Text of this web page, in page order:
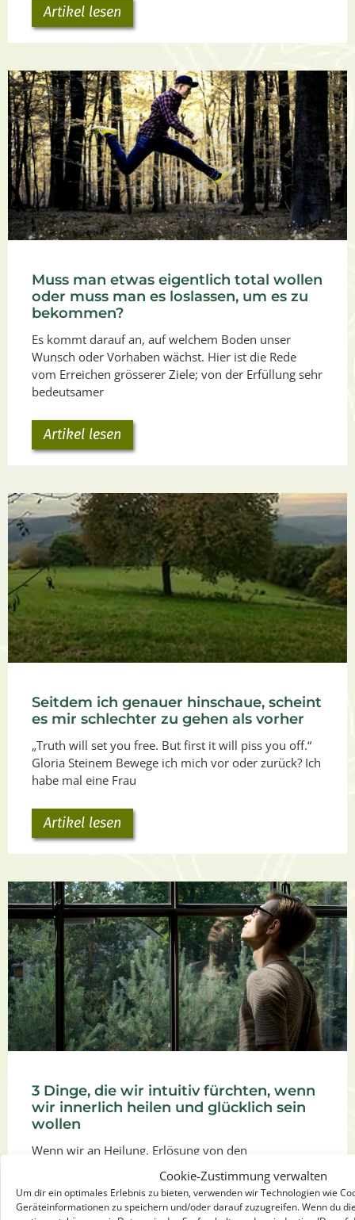
Cookie-Zustimmung verwalten
Um dir ein optimales Erlebnis zu bieten, verwenden wir Technologien wie
Geräteinformationen zu speichern und/oder darauf zuzugreifen. Wenn du
Artikel lesen
Muss man etwas eigentlich total wollen
oder muss man es loslassen, um es zu
bekommen?
Es kommt darauf an, auf welchem Boden unser
Wunsch oder Vorhaben wächst. Hier ist die Rede
vom Erreichen grösserer Ziele; von der Erfüllung sehr
bedeutsamer
Artikel lesen
Seitdem ich genauer hinschaue, scheint
es mir schlechter zu gehen als vorher
„Truth will set you free. But first it will piss you off.“
Gloria Steinem Bewege ich mich vor oder zurück? Ich
habe mal eine Frau
Artikel lesen
3 Dinge, die wir intuitiv fürchten, wenn
wir innerlich heilen und glücklich sein
wollen
Wenn wir an Heilung, Erlösung von den
Wiederholungen unserer Verletzungsmuster denken;
wenn wir an die Erfüllung unserer Wünsche denken,
dann wollen wir alle dorthin. Wir